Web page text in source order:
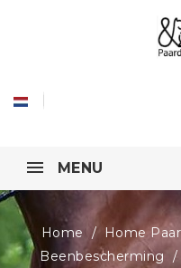
MENU
Home Home
Beenbescherming